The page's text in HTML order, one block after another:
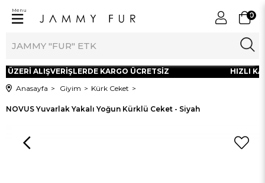
0
Menu
ALIŞVERİŞLERDE KARGO ÜCRETSİZ
HIZLI
Anasayfa
Giyim Kürk Ceket
NOVUS Yuvarlak Yakalı Yoğun Kürklü Ceket - Siyah